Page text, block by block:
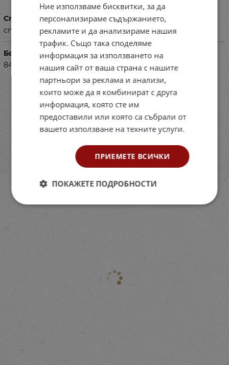
Специфика
стенно окачване или на хоризонтална повърхност
Баркод (ISBN, UPC, др.)
84TRP601-1
Ние използваме бисквитки, за да
персонализираме съдържанието,
рекламите и да анализираме нашия
трафик. Също така споделяме
информация за използването на
нашия сайт от ваша страна с нашите
партньори за реклама и анализи,
които може да я комбинират с друга
информация, която сте им
предоставили или която са събрали от
вашето използване на техните услуги.
ПРИЕМЕТЕ ВСИЧКИ
ПОКАЖЕТЕ ПОДРОБНОСТИ